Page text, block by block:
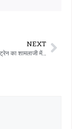
NEXT
अरावली: वंदे भारत ट्रेन का शामलाजी में स्टॉपेज, श्रद्धालुओं में खुशी की लहर